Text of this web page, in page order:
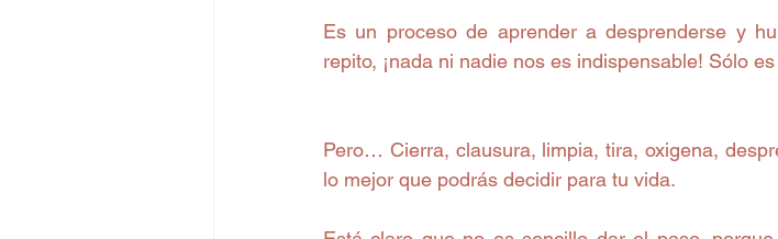
Es un proceso de aprender a desprenderse y
repito, ¡nada ni nadie nos es indispensable! Sólo
Pero… Cierra, clausura, limpia, tira, oxigena,
lo mejor que podrás decidir para tu vida.